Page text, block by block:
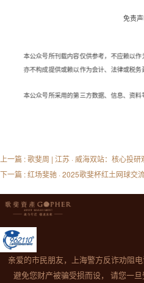
免责
本公众号所刊载内容仅供参考，不应赖以作
亦不构成提供或赖以作为会计、法律或税务
本公众号所采用的第三方数据、信息、资料
本公众号所刊载内容可能包含某些前瞻性陈
期"、"应"、“估计”、"可能"、"会"、“将”、“相
陈述。
本公众号声明，无论是否出现最新信息、未
对任何前瞻性陈述进行更新或修改。
上一篇 : 歌斐周 | 江苏 · 威海双站：核心投
下一篇 : 红场斐驰 · 2025歌斐杯红土网球交
亲爱的市民朋友，上海警方反诈劝阻
避免您财产被骗受损而设， 请您一旦